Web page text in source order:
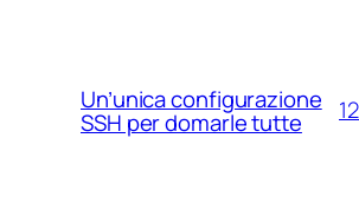
Un’unica configurazione
SSH per domarle tutte